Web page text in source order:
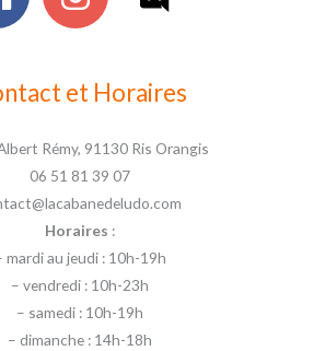
et Horaires
Rémy, 91130 Ris Orangis
06 51 81 39 07
Horaires :
mardi au jeudi : 10h-19h
– vendredi : 10h-23h
– samedi : 10h-19h
– dimanche : 14h-18h